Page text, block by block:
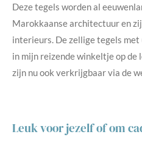
Deze tegels worden al
Marokkaanse architectuur en
interieurs. De zellige tegels
in mijn reizende winkeltje op de
zijn nu ook verkrijgbaar via de
Leuk voor jezelf of om